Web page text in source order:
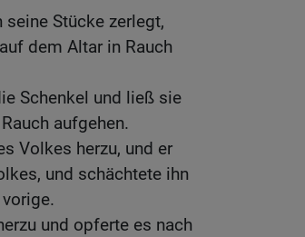
Stücke zerlegt,
dem Altar in Rauch
Schenkel und ließ sie
aufgehen.
Volkes herzu, und er
und schächtete ihn
und opferte es nach